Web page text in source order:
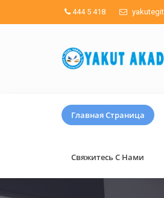
444 5 418
Главная Страница
Свяжитесь С Нами